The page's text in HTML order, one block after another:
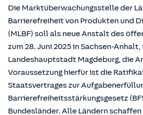
Die Marktüberwachungsstelle der
Barrierefreiheit von Produkten und
(MLBF) soll als neue Anstalt des
zum 28. Juni 2025 in Sachsen-Anhalt,
Landeshauptstadt Magdeburg, die
Voraussetzung hierfür ist die
Staatsvertrages zur
Barrierefreiheitsstärkungsgesetz
Bundesländer. Alle Ländern